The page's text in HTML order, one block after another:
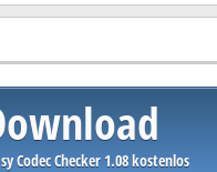
Codec Checker 1.08 kostenlos